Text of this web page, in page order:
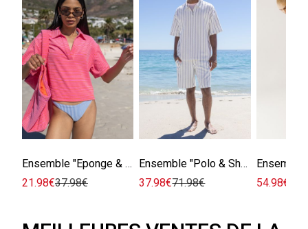
Ensemble "Éponge & Rayures"
21.98€37.98€
Ensemble "Polo & Short Rayé"
37.98€71.98€ 54.98€